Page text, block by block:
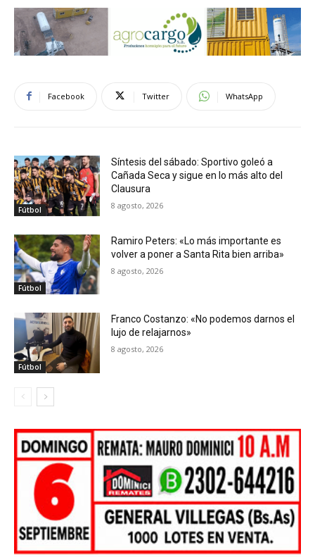
Facebook Twitter WhatsApp
Fútbol
Síntesis del sábado: Sportivo goleó a
Cañada Seca y sigue en lo más alto del
Clausura
8 agosto, 2026
Fútbol
Ramiro Peters: «Lo más importante es
volver a poner a Santa Rita bien arriba»
8 agosto, 2026
Fútbol
Franco Costanzo: «No podemos darnos el
lujo de relajarnos»
8 agosto, 2026